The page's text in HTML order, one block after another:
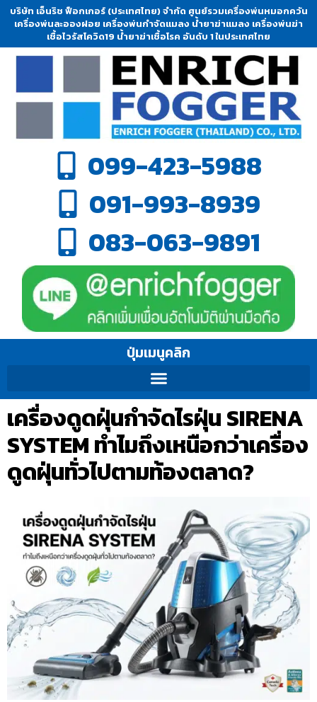
บริษัท เอ็นริช ฟ็อกเกอร์ (ประเทศไทย) จำกัด ศูนย์รวมเครื่องพ่นหมอกควัน
เครื่องพ่นละอองฝอย เครื่องพ่นกำจัดแมลง น้ำยาฆ่าแมลง เครื่องพ่นฆ่า
เชื้อไวรัสโควิด19 น้ำยาฆ่าเชื้อโรค อันดับ 1 ในประเทศไทย
099-423-5988
091-993-8939
083-063-9891
ปุ่มเมนูคลิก
เครื่องดูดฝุ่นกำจัดไรฝุ่น SIRENA
SYSTEM ทำไมถึงเหนือกว่าเครื่อง
ดูดฝุ่นทั่วไปตามท้องตลาด?